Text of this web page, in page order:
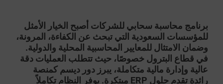
برنامج محاسبة سحابي للشركات أصبح الخيار الأمثل
للمؤسسات السعودية التي تبحث عن الكفاءة، المرونة،
وضمان الامتثال للمعايير المحاسبية المحلية والدولية.
في قطاع البترول خصوصًا، حيث تتطلب العمليات دقة
عالية وإدارة مالية متكاملة، يبرز دور ديسم كمنصة
رائدة تقدم حلول ERP مبتكرة. يوفر النظام تكاملاً